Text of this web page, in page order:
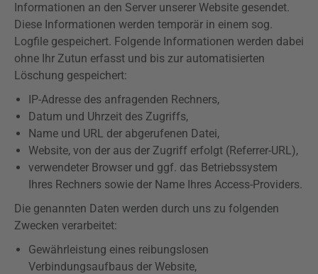
Informationen an den Server unserer Website gesendet.
Diese Informationen werden temporär in einem sog.
Logfile gespeichert. Folgende Informationen werden dabei
ohne Ihr Zutun erfasst und bis zur automatisierten
Löschung gespeichert:
IP-Adresse des anfragenden Rechners,
Datum und Uhrzeit des Zugriffs,
Name und URL der abgerufenen Datei,
Website, von der aus der Zugriff erfolgt (Referrer-URL),
verwendeter Browser und ggf. das Betriebssystem
Ihres Rechners sowie der Name Ihres Access-Providers.
Die genannten Daten werden durch uns zu folgenden
Zwecken verarbeitet:
Gewährleistung eines reibungslosen
Verbindungsaufbaus der Website,